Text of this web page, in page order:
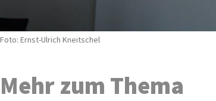
Foto: Ernst-Ulrich Kneitschel
Mehr zum Thema